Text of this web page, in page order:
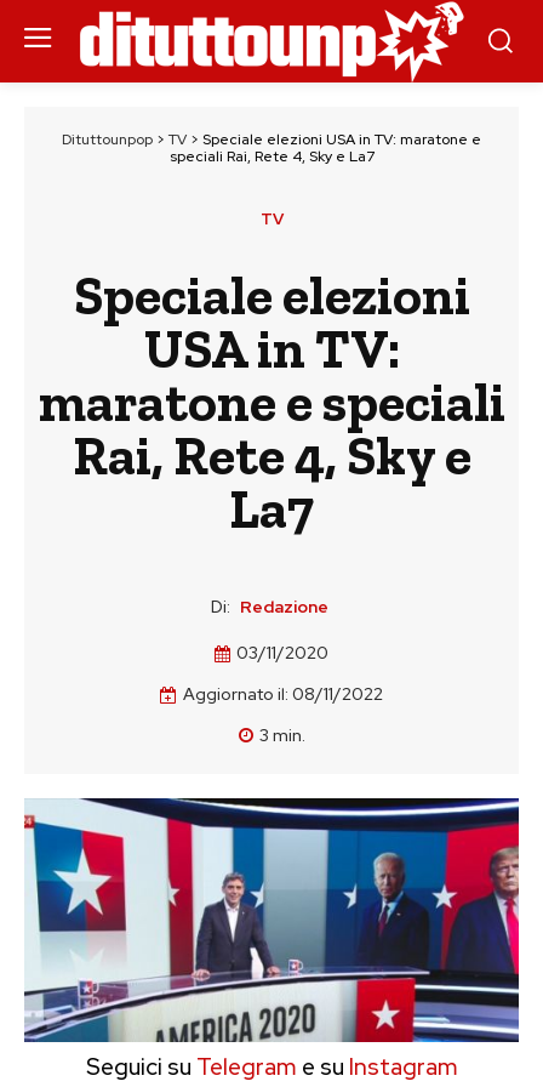
Dituttounpop > TV > Speciale elezioni USA in TV: maratone e
speciali Rai, Rete 4, Sky e La7
TV
Speciale elezioni
USA in TV:
maratone e speciali
Rai, Rete 4, Sky e
La7
Di: Redazione
03/11/2020
Aggiornato il: 08/11/2022
3 min.
Seguici su Telegram e su Instagram